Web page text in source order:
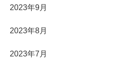
2023年9月
2023年8月
2023年7月